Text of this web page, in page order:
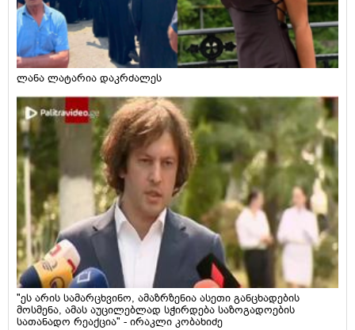
ლანა ლატარია დაკრძალეს
"ეს არის სამარცხვინო, ამაზრზენია ასეთი განცხადების
მოსმენა, ამას აუცილებლად სჭირდება საზოგადოების
სათანადო რეაქცია" - ირაკლი კობახიძე